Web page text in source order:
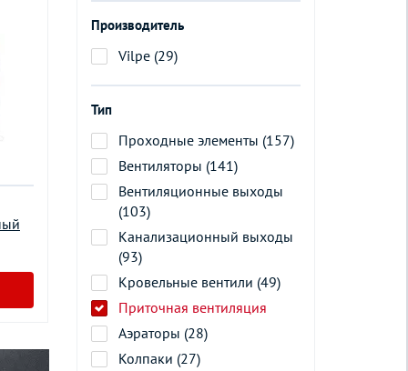
Производитель
Vilpe (29)
Тип
Проходные элементы (157)
Вентиляторы (141)
Вентиляционные выходы
(103)
Канализационный выходы
(93)
Кровельные вентили (49)
Приточная вентиляция
Аэраторы (28)
Колпаки (27)